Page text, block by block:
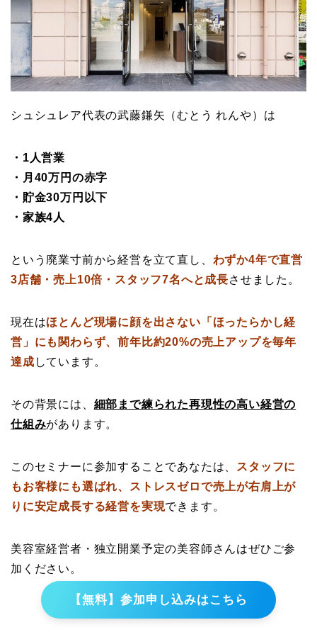
シュシュレア代表の武藤鎌矢（むとう れんや）は
・1人営業
・月40万円の赤字
・貯金30万円以下
・家族4人
という廃業寸前から経営を立て直し、 わずか4年で直営
3店舗・売上10倍・スタッフ7名へと成長させました。
現在はほとんど現場に顔を出さない「ほったらかし経
営」にも関わらず、前年比約20%の売上アップを毎年
達成 しています。
その背景には、 細部まで練られた再現性の高い経営の
仕組みがあります。
このセミナーに参加することであなたは、
スタッフに
もお客様にも選ばれ、ストレスゼロで売上が右肩上が
りに安定成長する経営を実現できます。
美容室経営者・独立開業予定の美容師さんはぜひご参
加ください。
【無料】参加申し込みはこちら